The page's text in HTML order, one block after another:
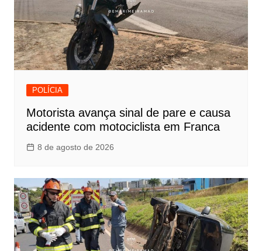
POLÍCIA
Motorista avança sinal de pare e causa
acidente com motociclista em Franca
8 de agosto de 2026